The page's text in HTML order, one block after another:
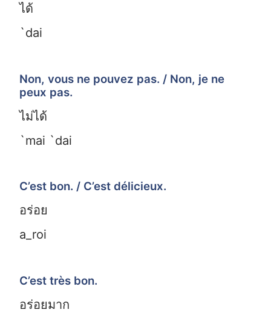
ได้
`dai
Non, vous ne pouvez pas. / Non, je ne
peux pas.
ไม่ได้
`mai `dai
C’est bon. / C’est délicieux.
อร่อย
a_roi
C’est très bon.
อร่อยมาก